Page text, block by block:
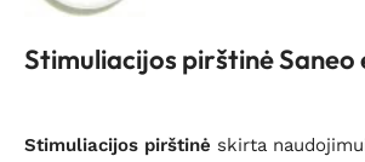
Stimuliacijos pirštinė
Stimuliacijos pirštinė skirta